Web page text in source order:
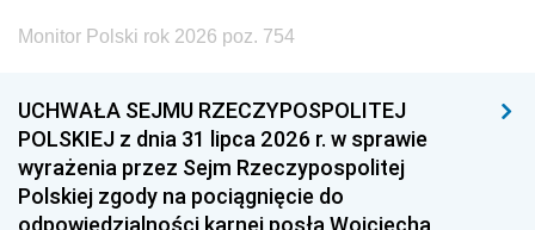
Monitor Polski rok 2026 poz. 754
UCHWAŁA SEJMU RZECZYPOSPOLITEJ
POLSKIEJ z dnia 31 lipca 2026 r. w sprawie
wyrażenia przez Sejm Rzeczypospolitej
Polskiej zgody na pociągnięcie do